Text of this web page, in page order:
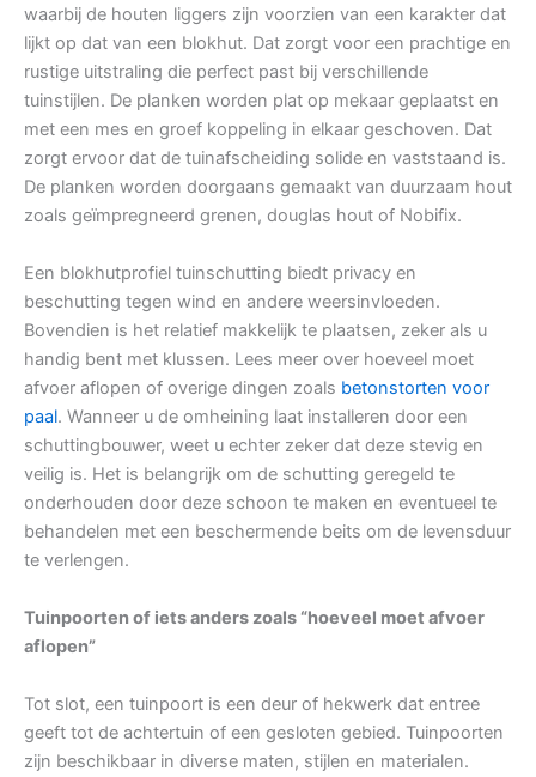
waarbij de houten liggers zijn voorzien van een karakter dat
lijkt op dat van een blokhut. Dat zorgt voor een prachtige en
rustige uitstraling die perfect past bij verschillende
tuinstijlen. De planken worden plat op mekaar geplaatst en
met een mes en groef koppeling in elkaar geschoven. Dat
zorgt ervoor dat de tuinafscheiding solide en vaststaand is.
De planken worden doorgaans gemaakt van duurzaam hout
zoals geïmpregneerd grenen, douglas hout of Nobifix.
Een blokhutprofiel tuinschutting biedt privacy en
beschutting tegen wind en andere weersinvloeden.
Bovendien is het relatief makkelijk te plaatsen, zeker als u
handig bent met klussen. Lees meer over hoeveel moet
afvoer aflopen of overige dingen zoals betonstorten voor
paal. Wanneer u de omheining laat installeren door een
schuttingbouwer, weet u echter zeker dat deze stevig en
veilig is. Het is belangrijk om de schutting geregeld te
onderhouden door deze schoon te maken en eventueel te
behandelen met een beschermende beits om de levensduur
te verlengen.
Tuinpoorten of iets anders zoals “hoeveel moet afvoer
aflopen”
Tot slot, een tuinpoort is een deur of hekwerk dat entree
geeft tot de achtertuin of een gesloten gebied. Tuinpoorten
zijn beschikbaar in diverse maten, stijlen en materialen.